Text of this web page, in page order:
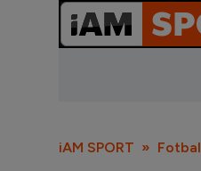
iAM SPORT Fotbal